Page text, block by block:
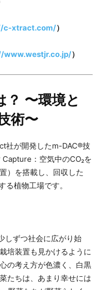
c-xtract.com/）
www.westjr.co.jp/）
？ 〜環境と
術〜
社が開発したm-DAC®技
：空気中のCO₂を
）を搭載し、回収した
る植物工場です。
しずつ社会に広がり始
培装置も見かけるように
の考え方が色濃く、白黒
たちは、あまり幸せには